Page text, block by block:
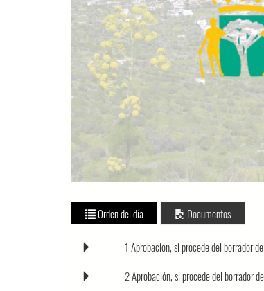
Orden del día Documentos
1 Aprobación, si procede del borrador
2 Aprobación, si procede del